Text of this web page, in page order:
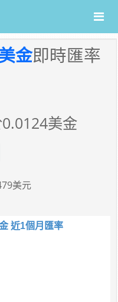
金即時匯率
0.0124美金
美元
近1個月匯率